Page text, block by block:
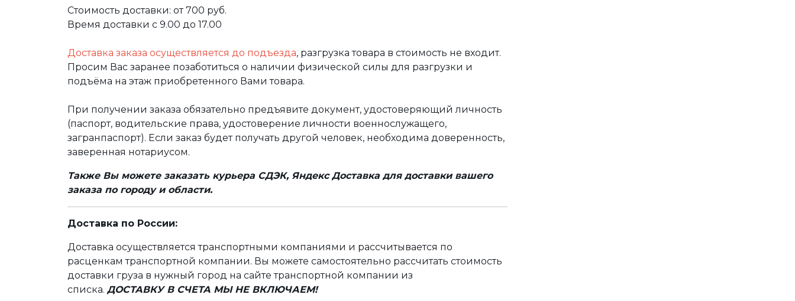
Стоимость доставки: от 700 руб.
Время доставки с 9.00 до 17.00
Доставка заказа осуществляется до подъезда, разгрузка товара в стоимость не входит.
Просим Вас заранее позаботиться о наличии физической силы для разгрузки и
подъёма на этаж приобретенного Вами товара.
При получении заказа обязательно предъявите документ, удостоверяющий личность
(паспорт, водительские права, удостоверение личности военнослужащего,
загранпаспорт). Если заказ будет получать другой человек, необходима доверенность,
заверенная нотариусом.
Также Вы можете заказать курьера СДЭК, Яндекс Доставка для доставки вашего
заказа по городу и области.
Доставка по России:
Доставка осуществляется транспортными компаниями и рассчитывается по
расценкам транспортной компании. Вы можете самостоятельно рассчитать стоимость
доставки груза в нужный город на сайте транспортной компании из
списка. ДОСТАВКУ В СЧЕТА МЫ НЕ ВКЛЮЧАЕМ!